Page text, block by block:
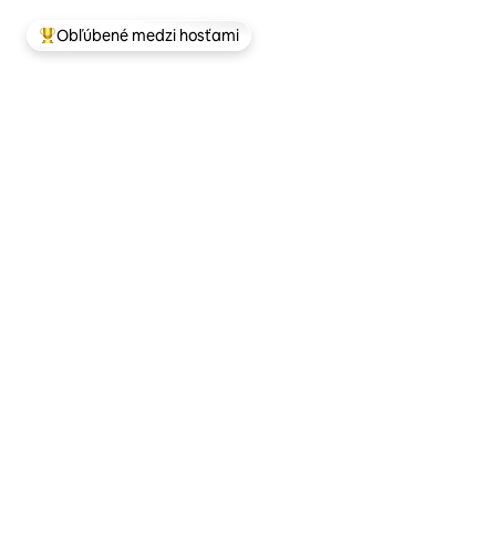
Najobľúbenejšie medzi hosťami
Obľúbené medzi hosťami